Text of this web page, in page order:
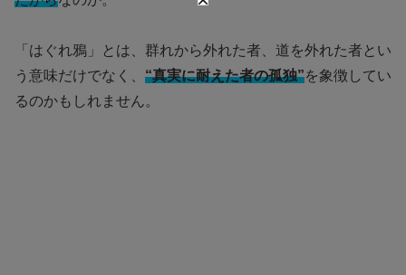
「はぐれ鴉」とは、群れから外れた者、道を外れた者とい
う意味だけでなく、 “真実に耐えた者の孤独”を象徴してい
るのかもしれません。